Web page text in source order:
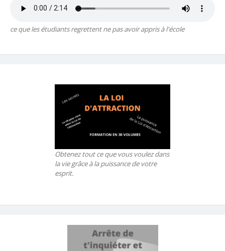
ce que les étudiants regrettent ne pas avoir appris à l'école
Obtenez tout ce que vous voulez dans
la vie grâce à la puissance de votre
esprit.